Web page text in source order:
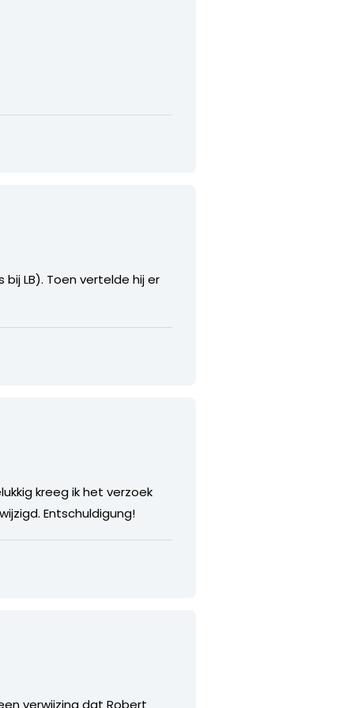
LB). Toen vertelde hij er
kreeg ik het verzoek
Entschuldigung!
verwijzing dat Robert